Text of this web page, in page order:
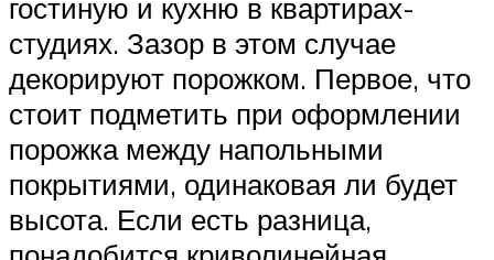
гостиную и кухню в квартирах-
студиях. Зазор в этом случае
декорируют порожком. Первое, что
стоит подметить при оформлении
порожка между напольными
покрытиями, одинаковая ли будет
высота. Если есть разница,